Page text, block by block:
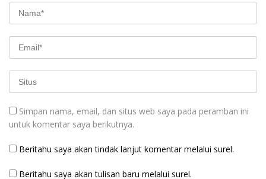
Simpan nama, email, dan situs web saya pada peramban ini
untuk komentar saya berikutnya.
Beritahu saya akan tindak lanjut komentar melalui surel.
Beritahu saya akan tulisan baru melalui surel.